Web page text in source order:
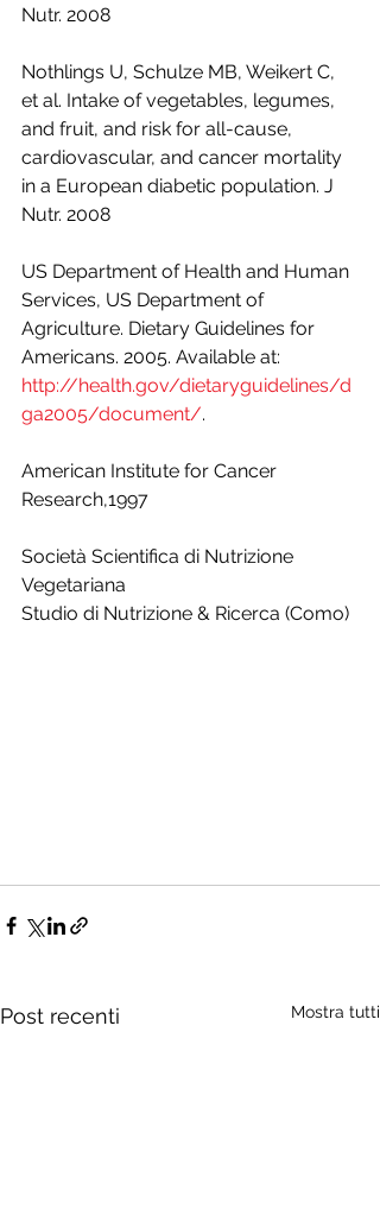
Nutr. 2008
Nothlings U, Schulze MB, Weikert C,
et al. Intake of vegetables, legumes,
and fruit, and risk for all-cause,
cardiovascular, and cancer mortality
in a European diabetic population. J
Nutr. 2008
US Department of Health and Human
Services, US Department of
Agriculture. Dietary Guidelines for
Americans. 2005. Available at:
http://health.gov/dietaryguidelines/d
ga2005/document/.
American Institute for Cancer
Research,1997
Società Scientifica di Nutrizione
Vegetariana
Studio di Nutrizione & Ricerca (Como)
Post recenti Mostra tutti